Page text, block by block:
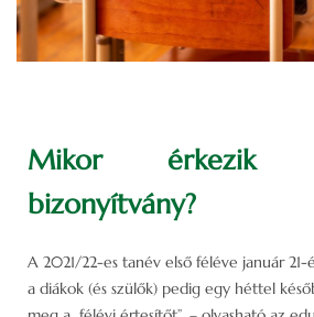
Mikor érkezik
bizonyítvány?
A 2021/22-es tanév első féléve január
a diákok (és szülők) pedig egy héttel